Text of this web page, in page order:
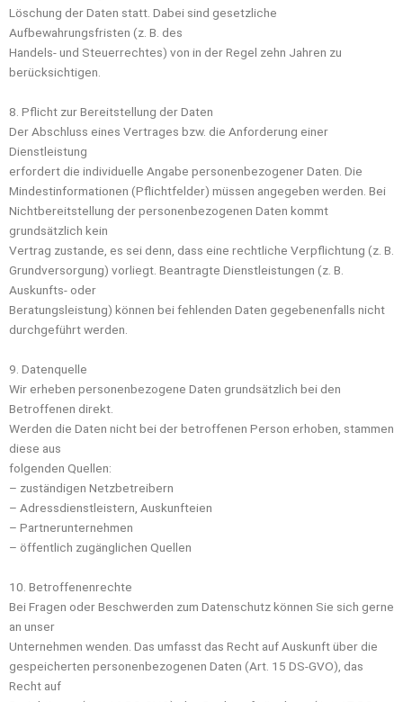
Löschung der Daten statt. Dabei sind gesetzliche
Aufbewahrungsfristen (z. B. des
Handels- und Steuerrechtes) von in der Regel zehn Jahren zu
berücksichtigen.
8. Pflicht zur Bereitstellung der Daten
Der Abschluss eines Vertrages bzw. die Anforderung einer
Dienstleistung
erfordert die individuelle Angabe personenbezogener Daten. Die
Mindestinformationen (Pflichtfelder) müssen angegeben werden. Bei
Nichtbereitstellung der personenbezogenen Daten kommt
grundsätzlich kein
Vertrag zustande, es sei denn, dass eine rechtliche Verpflichtung (z. B.
Grundversorgung) vorliegt. Beantragte Dienstleistungen (z. B.
Auskunfts- oder
Beratungsleistung) können bei fehlenden Daten gegebenenfalls nicht
durchgeführt werden.
9. Datenquelle
Wir erheben personenbezogene Daten grundsätzlich bei den
Betroffenen direkt.
Werden die Daten nicht bei der betroffenen Person erhoben, stammen
diese aus
folgenden Quellen:
– zuständigen Netzbetreibern
– Adressdienstleistern, Auskunfteien
– Partnerunternehmen
– öffentlich zugänglichen Quellen
10. Betroffenenrechte
Bei Fragen oder Beschwerden zum Datenschutz können Sie sich gerne
an unser
Unternehmen wenden. Das umfasst das Recht auf Auskunft über die
gespeicherten personenbezogenen Daten (Art. 15 DS-GVO), das
Recht auf